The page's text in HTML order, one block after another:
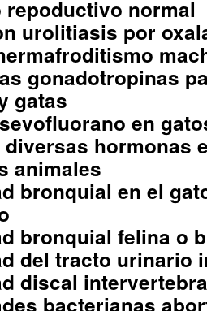
repoductivo normal
urolitiasis por
gonadotropinas
gatas
en
diversas hormonas
animales
bronquial en el
bronquial felina o
del tracto urinario
discal
bacterianas